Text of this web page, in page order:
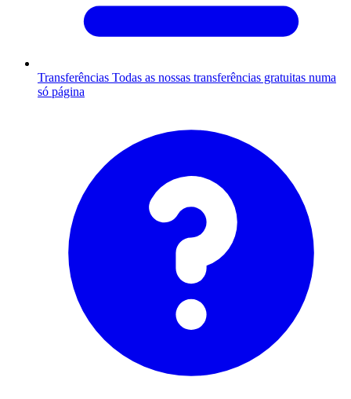
Transferências Todas as nossas transferências gratuitas numa
só página